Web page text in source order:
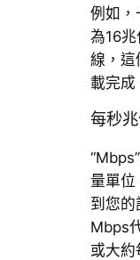
例如，
為16
線，這
載完成
每秒兆
量單位
到您的
Mbps
或大約